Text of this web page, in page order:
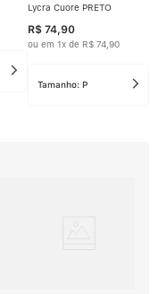
Lycra Cuore PRETO
R$ 74,90
ou em 1x de R$ 74 90
Tamanho: P